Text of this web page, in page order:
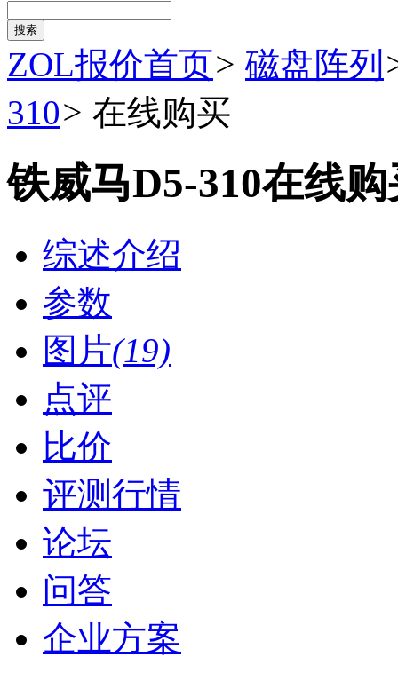
ZOL报价首页> 磁盘阵列
310> 在线购买
铁威马D5-310在线购
综述介绍
参数
图片(19)
点评
比价
评测行情
论坛
问答
企业方案